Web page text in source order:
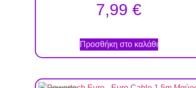
7,99€
Προσθήκη στο καλάθι